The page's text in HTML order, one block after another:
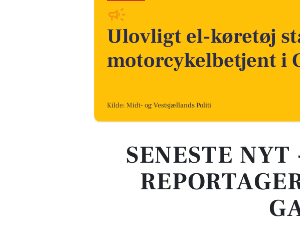
Ulovligt el-køretøj
motorcykelbetjent i
Kilde: Midt- og Vestsjællands Politi
SENESTE